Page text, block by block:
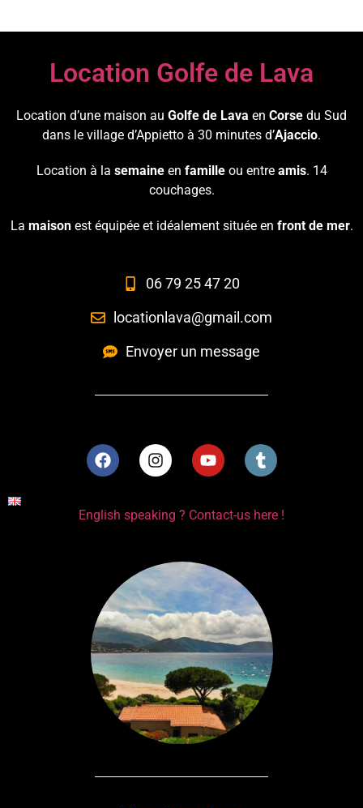
Location Golfe de Lava
Location d’une maison au Golfe de Lava en Corse du Sud
dans le village d’Appietto à 30 minutes d’Ajaccio.
Location à la semaineen familleou entre amis. 14
couchages.
La maisonest équipée et idéalement située en front de mer.
06 79 25 47 20
locationlava@gmail.com
Envoyer un message
English speaking ? Contact-us here !